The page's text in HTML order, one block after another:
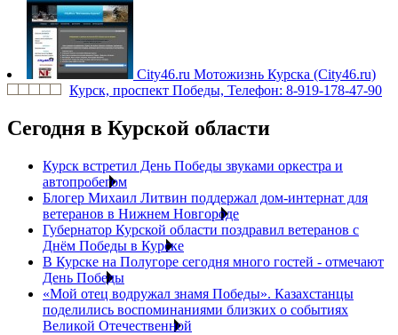
City46.ru Мотожизнь Курска (City46.ru)
Курск, проспект Победы, Телефон: 8-919-178-47-90
Сегодня в Курской области
Курск встретил День Победы звуками оркестра и
автопробегом
Блогер Михаил Литвин поддержал дом-интернат для
ветеранов в Нижнем Новгороде
Губернатор Курской области поздравил ветеранов с
Днём Победы в Курске
В Курске на Полугоре сегодня много гостей - отмечают
День Победы
«Мой отец водружал знамя Победы». Казахстанцы
поделились воспоминаниями близких о событиях
Великой Отечественной